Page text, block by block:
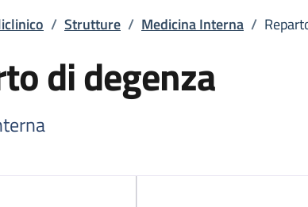
di pane
/ Strutture / Medicina Interna /
di degenza